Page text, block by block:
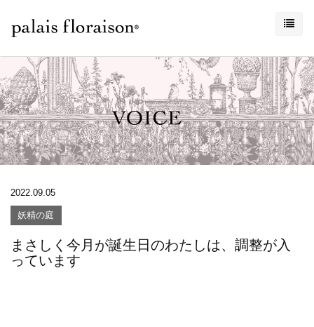
2022.09.05
妖精の庭
まさしく今月が誕生日のわたしは、調整が入
っています